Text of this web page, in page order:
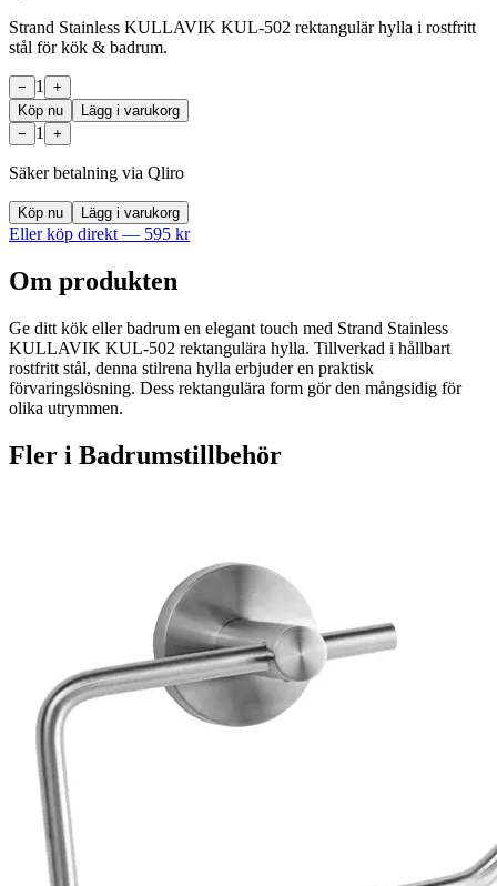
Strand Stainless KULLAVIK KUL-502 rektangulär hylla i rostfritt
stål för kök & badrum.
− 1
+
Köp nu
Lägg i varukorg
−
1 +
Säker betalning via Qliro
Köp nu Lägg i varukorg
Eller köp direkt — 595 kr
Om produkten
Ge ditt kök eller badrum en elegant touch med Strand Stainless
KULLAVIK KUL-502 rektangulära hylla. Tillverkad i hållbart
rostfritt stål, denna stilrena hylla erbjuder en praktisk
förvaringslösning. Dess rektangulära form gör den mångsidig för
olika utrymmen.
Fler i Badrumstillbehör